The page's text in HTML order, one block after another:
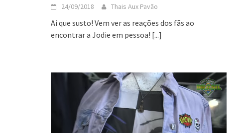
24/09/2018 Thais Aux Pavão
Ai que susto! Vem ver as reações dos fãs ao
encontrar a Jodie em pessoa! [...]